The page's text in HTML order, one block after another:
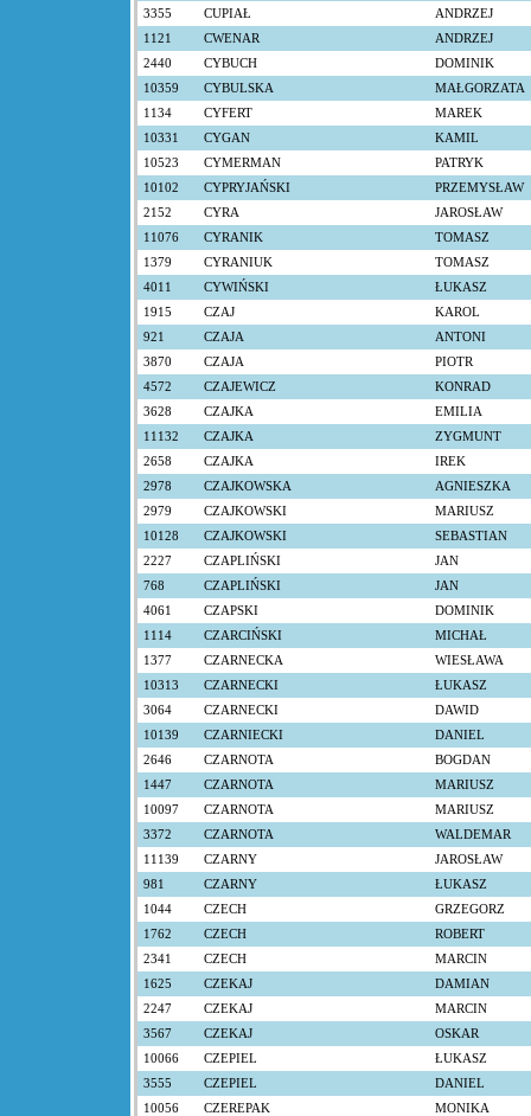
3355
CUPIAŁ
ANDRZEJ
1121
CWENAR
ANDRZEJ
2440
CYBUCH
DOMINIK
10359
CYBULSKA
MAŁGORZATA
1134
CYFERT
MAREK
10331
CYGAN
KAMIL
10523
CYMERMAN
PATRYK
10102
CYPRYJAŃSKI
PRZEMYSŁAW
2152
CYRA
JAROSŁAW
11076
CYRANIK
TOMASZ
1379
CYRANIUK
TOMASZ
4011
CYWIŃSKI
ŁUKASZ
1915
CZAJ
KAROL
921
CZAJA
ANTONI
3870
CZAJA
PIOTR
4572
CZAJEWICZ
KONRAD
3628
CZAJKA
EMILIA
11132
CZAJKA
ZYGMUNT
2658
CZAJKA
IREK
2978
CZAJKOWSKA
AGNIESZKA
2979
CZAJKOWSKI
MARIUSZ
10128
CZAJKOWSKI
SEBASTIAN
2227
CZAPLIŃSKI
JAN
768
CZAPLIŃSKI
JAN
4061
CZAPSKI
DOMINIK
1114
CZARCIŃSKI
MICHAŁ
1377
CZARNECKA
WIESŁAWA
10313
CZARNECKI
ŁUKASZ
3064
CZARNECKI
DAWID
10139
CZARNIECKI
DANIEL
2646
CZARNOTA
BOGDAN
1447
CZARNOTA
MARIUSZ
10097
CZARNOTA
MARIUSZ
3372
CZARNOTA
WALDEMAR
11139
CZARNY
JAROSŁAW
981
CZARNY
ŁUKASZ
1044
CZECH
GRZEGORZ
1762
CZECH
ROBERT
2341
CZECH
MARCIN
1625
CZEKAJ
DAMIAN
2247
CZEKAJ
MARCIN
3567
CZEKAJ
OSKAR
10066
CZEPIEL
ŁUKASZ
3555
CZEPIEL
DANIEL
10056
CZEREPAK
MONIKA